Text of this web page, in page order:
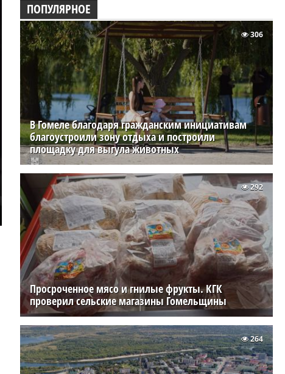
ПОПУЛЯРНОЕ
В Гомеле благодаря гражданским инициативам
благоустроили зону отдыха и построили
площадку для выгула животных
306
Просроченное мясо и гнилые фрукты. КГК
проверил сельские магазины Гомельщины
292
264